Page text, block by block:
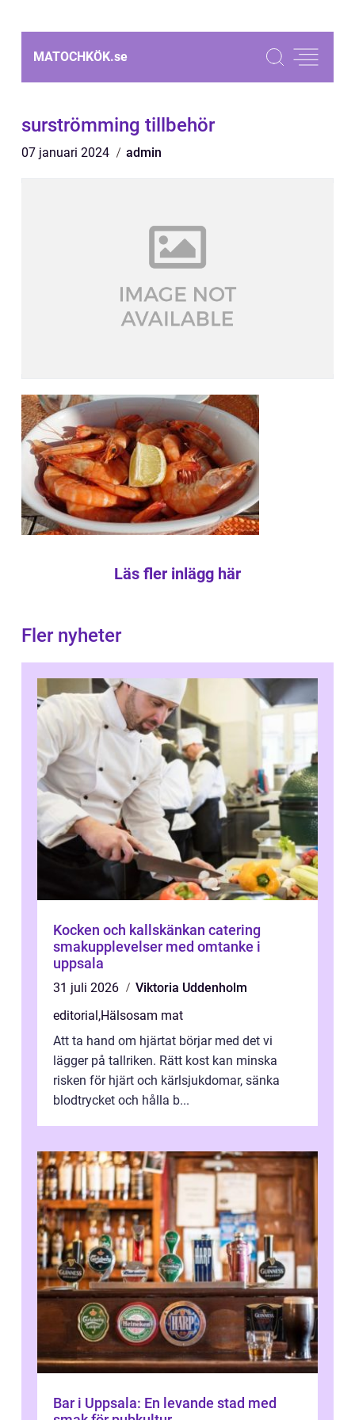
MATOCHKÖK.se
surströmming tillbehör
07 januari 2024 admin
Läs fler inlägg här
Fler nyheter
Kocken och kallskänkan catering
smakupplevelser med omtanke i
uppsala
31 juli 2026
Viktoria Uddenholm
editorial,Hälsosam mat
Att ta hand om hjärtat börjar med det vi
lägger på tallriken. Rätt kost kan minska
risken för hjärt och kärlsjukdomar, sänka
blodtrycket och hålla b...
Bar i Uppsala: En levande stad med